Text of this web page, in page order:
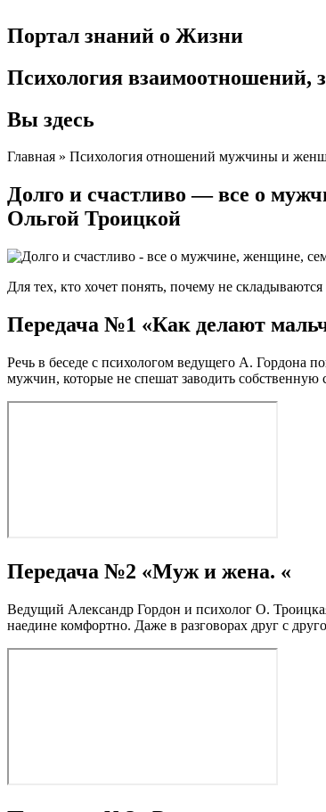
Портал знаний о Жизни
Психология взаимоотношений,
Вы здесь
Главная » Психология отношений мужчины и
Долго и счастливо — все о
Ольгой Троицкой
Для тех, кто хочет понять, почему не
Передача №1 «Как делают
Речь в беседе с психологом ведущего А. Гордона
мужчин, которые не спешат заводить собственную
Передача №2 «Муж и жена. «
Ведущий Александр Гордон и психолог О.
наедине комфортно. Даже в разговорах друг с